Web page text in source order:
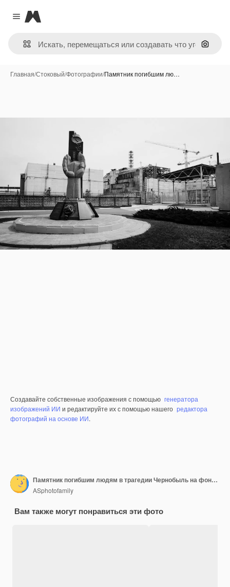
Close menu
Magnific
Поиск
Главная/Стоковый/Фотографии/Памятник погибшим лю…
Создавайте собственные изображения с помощью генератора
изображений ИИ и редактируйте их с помощью нашего редактора
фотографий на основе ИИ.
Памятник погибшим людям в трагедии Чернобыль на фоне АЭС Черно-белое фото
ASphotofamily
Вам также могут понравиться эти фото